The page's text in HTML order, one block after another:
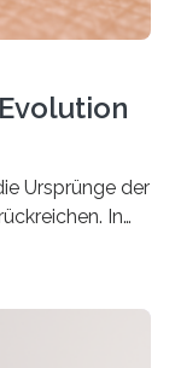
Ursprünge der
In
Stechmücken-
als neue